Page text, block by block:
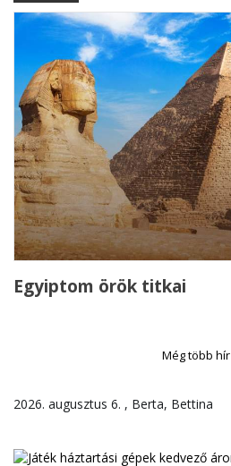
Egyiptom örök titkai
Még több hír
2026. augusztus 6. , Berta, Bettina